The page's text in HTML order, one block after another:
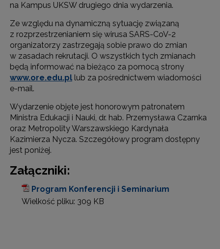
na Kampus UKSW drugiego dnia wydarzenia.
Ze względu na dynamiczną sytuację związaną
z rozprzestrzenianiem się wirusa SARS-CoV-2
organizatorzy zastrzegają sobie prawo do zmian
w zasadach rekrutacji. O wszystkich tych zmianach
będą informować na bieżąco za pomocą strony
www.ore.edu.pl lub za pośrednictwem wiadomości
e-mail.
Wydarzenie objęte jest honorowym patronatem
Ministra Edukacji i Nauki, dr. hab. Przemysława Czarnka
oraz Metropolity Warszawskiego Kardynała
Kazimierza Nycza. Szczegółowy program dostępny
jest poniżej.
Załączniki:
Program Konferencji i Seminarium
Wielkość pliku: 309 KB